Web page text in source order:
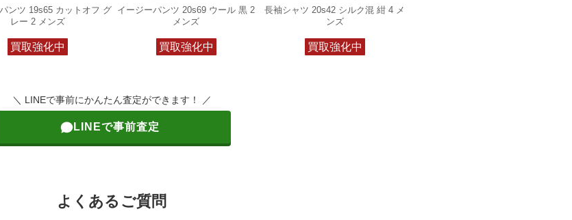
ンツ 19s65 カットオフ グ
レー 2 メンズ
買取強化中
イージーパンツ 20s69 ウール 黒 2
メンズ
買取強化中
長袖シャツ 20s42 シルク混 紺 4 メ
ンズ
買取強化中
＼ LINEで事前にかんたん査定ができます！ ／
LINEで事前査定
よくあるご質問